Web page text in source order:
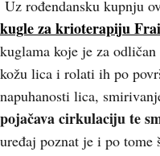
Uz rođendansku kupnju
kugle za krioterapiju
kuglama koje je za
kožu lica i rolati ih po
napuhanosti lica,
pojačava cirkulaciju te
uređaj poznat je i po tome